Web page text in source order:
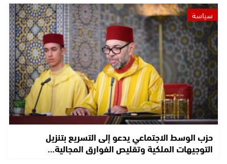
سياسة
حزب الوسط الاجتماعي يدعو إلى التسريع بتنزيل
التوجيهات الملكية وتقليص الفوارق المجالية…